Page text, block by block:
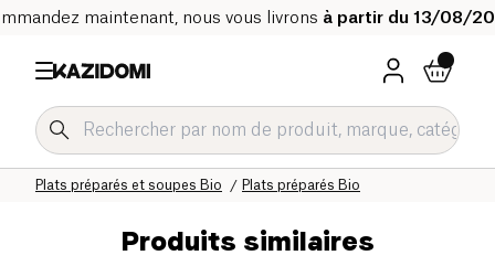
maintenant, nous vous livrons à partir du 13/08/
Plats préparés Bio
Plats préparés et soupes Bio
Epicerie salée Bio
Notre catalogue bio
Accueil
Produits similaires